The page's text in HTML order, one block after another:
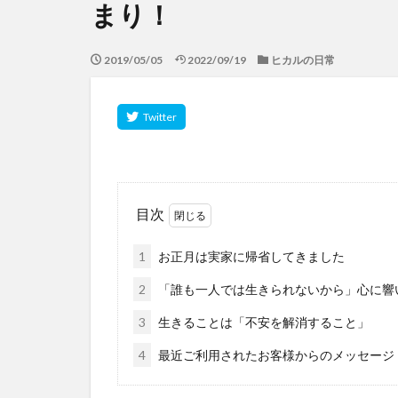
まり！
2019/05/05 2022/09/19 ヒカルの日常
目次
1 お正月は実家に帰省してきました
2 「誰も一人では生きられないから」心に
3 生きることは「不安を解消すること」
4 最近ご利用されたお客様からのメッセージ